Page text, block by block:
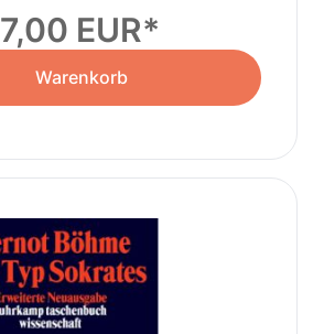
7,00 EUR
Warenkorb